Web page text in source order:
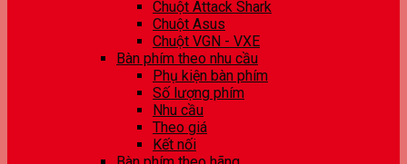
Chuột Attack Shark
Chuột Asus
Chuột VGN - VXE
Bàn phím theo nhu cầu
Phụ kiện bàn phím
Số lượng phím
Nhu cầu
Theo giá
Kết nối